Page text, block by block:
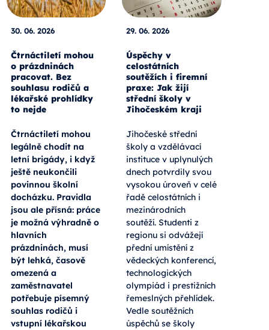
30. 06. 2026
Čtrnáctiletí mohou
o prázdninách
pracovat. Bez
souhlasu rodičů a
lékařské prohlídky
to nejde
Čtrnáctiletí mohou
legálně chodit na
letní brigády, i když
ještě neukončili
povinnou školní
docházku. Pravidla
jsou ale přísná: práce
je možná výhradně o
hlavních
prázdninách, musí
být lehká, časově
omezená a
zaměstnavatel
potřebuje písemný
souhlas rodičů i
vstupní lékařskou
29. 06. 2026
Úspěchy v
celostátních
soutěžích i firemní
praxe: Jak žijí
střední školy v
Jihočeském kraji
Jihočeské střední
školy a vzdělávací
instituce v uplynulých
dnech potvrdily svou
vysokou úroveň v celé
řadě celostátních i
mezinárodních
soutěží. Studenti z
regionu si odvážejí
přední umístění z
vědeckých konferencí,
technologických
olympiád i prestižních
řemeslných přehlídek.
Vedle soutěžních
úspěchů se školy